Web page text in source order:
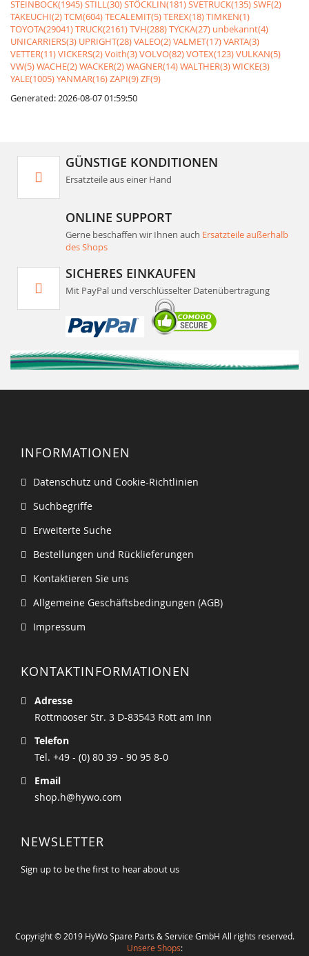
STEINBOCK(1945)STILL(30)STÖCKLIN(181)SVETRUCK(135)SWF(2)
TAKEUCHI(2)TCM(604)TECALEMIT(5)TEREX(18)TIMKEN(1)
TOYOTA(29041)TRUCK(2161)TVH(288)TYCKA(27) unbekannt(4)
UNICARRIERS(3) UPRIGHT(28)VALEO(2)VALMET(17)VARTA(3)
VETTER(11)VICKERS(2)Voith(3)VOLVO(82)VOTEX(123)VULKAN(5)
VW(5)WACHE(2)WACKER(2)WAGNER(14)WALTHER(3)WICKE(3)
YALE(1005)YANMAR(16)ZAPI(9)ZF(9)
Generated: 2026-08-07 01:59:50
GÜNSTIGE KONDITIONEN
Ersatzteile aus einer Hand
ONLINE SUPPORT
Gerne beschaffen wir Ihnen auch Ersatzteile außerhalb
des Shops
SICHERES EINKAUFEN
Mit PayPal und verschlüsselter Datenübertragung
INFORMATIONEN
Datenschutz und Cookie-Richtlinien
Suchbegriffe
Erweiterte Suche
Bestellungen und Rücklieferungen
Kontaktieren Sie uns
Allgemeine Geschäftsbedingungen (AGB)
Impressum
KONTAKTINFORMATIONEN
Adresse
Rottmooser Str. 3 D-83543 Rott am Inn
Telefon
Tel. +49 - (0) 80 39 - 90 95 8-0
Email
shop.h@hywo.com
NEWSLETTER
Sign up to be the first to hear about us
Copyright © 2019 HyWo Spare Parts & Service GmbH All rights reserved.
Unsere Shops: